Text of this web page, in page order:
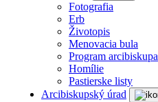
Fotografia
Erb
Životopis
Menovacia bula
Program arcibiskupa
Homílie
Pastierske listy
Arcibiskupský úrad